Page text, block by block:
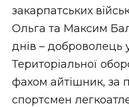
ФОТО
ВІДЕО
закарпатських
Ольга та Максим
днів – доброволець
Територіальної
фахом айтішник, за
спортсмен